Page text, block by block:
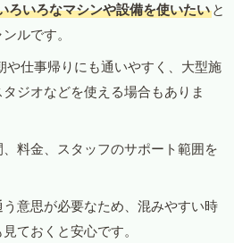
ろいろなマシンや設備を使いたい と
ルです。
仕事帰りにも通いやすく、大型施
ジオなどを使える場合もありま
料金、スタッフのサポート範囲を
意思が必要なため、混みやすい時
ておくと安心です。